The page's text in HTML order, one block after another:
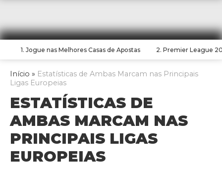
1. Jogue nas Melhores Casas de Apostas 2. Premier League
Início » Estatísticas de Ambas Marcam nas Principais
Ligas Europeias
ESTATÍSTICAS DE
AMBAS MARCAM NAS
PRINCIPAIS LIGAS
EUROPEIAS